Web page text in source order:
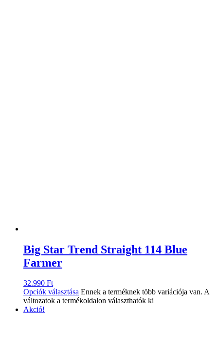
Big Star Trend Straight 114 Blue
Farmer
32.990 Ft
Opciók választása Ennek a terméknek több variációja van. A
változatok a termékoldalon választhatók ki
Akció!